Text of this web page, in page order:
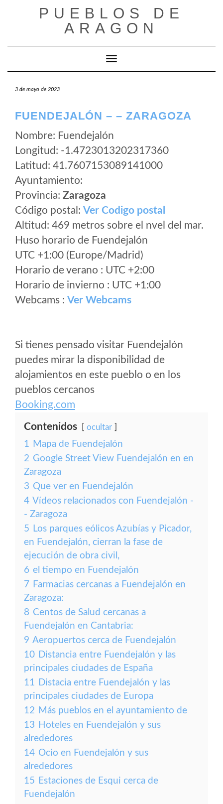
PUEBLOS DE
ARAGON
Cambiar modo de navegación
3 de mayo de 2023
FUENDEJALÓN – – ZARAGOZA
Nombre: Fuendejalón
Longitud: -1.4723013202317360
Latitud: 41.7607153089141000
Ayuntamiento:
Provincia: Zaragoza
Código postal: Ver Codigo postal
Altitud: 469 metros sobre el nvel del mar.
Huso horario de Fuendejalón
UTC +1:00 (Europe/Madrid)
Horario de verano : UTC +2:00
Horario de invierno : UTC +1:00
Webcams : Ver Webcams
Si tienes pensado visitar Fuendejalón
puedes mirar la disponibilidad de
alojamientos en este pueblo o en los
pueblos cercanos
Booking.com
Contenidos ocultar
1 Mapa de Fuendejalón
2 Google Street View Fuendejalón en en
Zaragoza
3 Que ver en Fuendejalón
4 Vídeos relacionados con Fuendejalón -
- Zaragoza
5 Los parques eólicos Azubías y Picador,
en Fuendejalón, cierran la fase de
ejecución de obra civil,
6 el tiempo en Fuendejalón
7 Farmacias cercanas a Fuendejalón en
Zaragoza:
8 Centos de Salud cercanas a
Fuendejalón en Cantabria:
9 Aeropuertos cerca de Fuendejalón
10 Distancia entre Fuendejalón y las
principales ciudades de España
11 Distacia entre Fuendejalón y las
principales ciudades de Europa
12 Más pueblos en el ayuntamiento de
13 Hoteles en Fuendejalón y sus
alrededores
14 Ocio en Fuendejalón y sus
alrededores
15 Estaciones de Esqui cerca de
Fuendejalón